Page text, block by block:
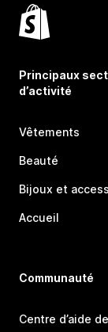
Principaux
d’activité
Vêtements
Beauté
Bijoux et
Accueil
Communauté
Centre d’aide